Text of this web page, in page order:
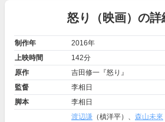
怒り（映画）の詳
制作年
2016年
上映時間
142分
原作
吉田修一『怒り』
監督
李相日
脚本
李相日
渡辺謙 （槙洋平）、 森山未來